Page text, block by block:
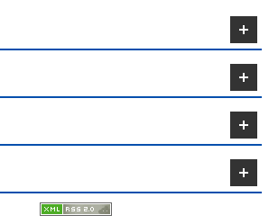
から奈良県西部など木造・鉄骨・RC造など構造、規
模問わず解体工事を承ります。 他社にない株式会社
産事業も経営していますので解体後の土地活用のご相
談など細やかなご提案が可能な点です。 現在空き家
しています。空き家をお持ち、または解体工事を検討
されている方気軽にご相談ください。 問い合わせや
相談などはこちらのHPから無料で出来ますので、ど
んな小さな事でも構いません。 是非一度お問い合わ
せください。 【スカイリクエストの解体工事の費用
について詳しく知りたい方はこちら】 【対応エリ
は、ぜひ弊社や大阪の解体工事業者にご相談くださ
い。 ■最後に 今回は、大阪での空き家解体ローンと
住宅ローンの違いについて簡単にご紹介しました！空
き家解体ローンと住宅ローンにはそれぞれ特徴があ
り、どちらのローンが適しているかはご自身の状況に
応じて選ぶことが重要です。大阪での空き家解体工事
に関するローンについて疑問がある場合は、どんなこ
とでもサポートいたしますので、弊社または大阪の解
体工事業者にお気軽にご相談ください。まずは、大阪
での空き家解体ローンやその他のローンについて、大
阪の金融機関、解体業者、または弊社までお気軽にお
問い合わせください。 【解体工事にお悩みの
方】 【解体工事に活用できる補助金・助成金につい
定をしっかりと理解し、適切に対応することです。そ
うすれば、解体工事を安心して任せることができます
よね。 ■まとめ 今回は、産業廃棄物処理の流れにつ
ことがありますが、適切に処理が行われていれば問題
おり、安心して解体工事を依頼できます。解体工事を
考えている皆様は、適切に廃棄物を処理できる業者に
依頼することをお勧めします。産業廃棄物について疑
問がある場合は、解体工事の前にぜひ弊社や大阪の業
子または紙）を発行し、処理が行われる必要がありま
す。 【解体工事で発生する主な産業廃棄物の種
業廃棄物には以下のものがあります。 コンクリート
がら: コンクリート造の建物やコンクリートブロック
アスファルトから出る廃棄物。 木くず: 木造の建物や
庭木、生木、根、枝葉などから出る廃棄物。 ガラ
ス・陶磁器くず: ガラス類やレンガくずなどの廃棄
物。 廃プラスチック類: プラスチック製品、ビニー
ル、発砲スチロール、フィルム類などから出る廃棄
物。 紙くず: 建設業に関わる紙くずやパルプ製造業、